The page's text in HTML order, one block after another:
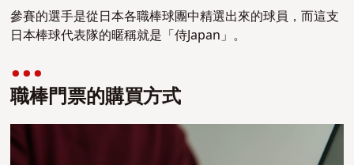
參賽的選手是從日本各職棒球團中精選出來的球員，而這支
日本棒球代表隊的暱稱就是「侍Japan」。
職棒門票的購買方式